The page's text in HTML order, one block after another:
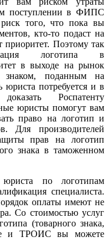
поступлении в ФИПС
того, что пока вы
кто-то подаст на
приоритет. Поэтому так
логотипа в
в выходе на рынок
поданным на
потребуется и в
Роспатенту
юристы помогут вам
право на логотип и
Для производителей
прав на логотип
знака в таможенном
по логотипам
специалиста.
оплаты имеют не
Со стоимостью услуг
(товарного знака,
и ТРОИС вы можете